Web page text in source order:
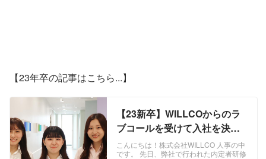
【23年卒の記事はこちら...】
【23新卒】WILLCOからのラ
ブコールを受けて入社を決め
た、癒し系担当のメンバーに
こんにちは！株式会社WILLCO 人事の中
です。 先日、弊社で行われた内定者研修